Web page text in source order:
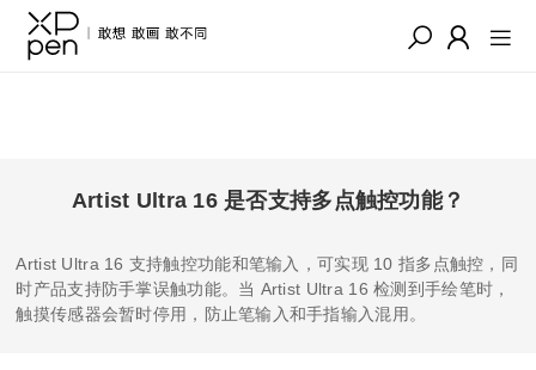
Artist Ultra 16 是否支持多点触控功能？
Artist Ultra 16 支持触控功能和笔输入，可实现 10 指多点触控，同
时产品支持防手掌误触功能。当 Artist Ultra 16 检测到手绘笔时，
触摸传感器会暂时停用，防止笔输入和手指输入混用。